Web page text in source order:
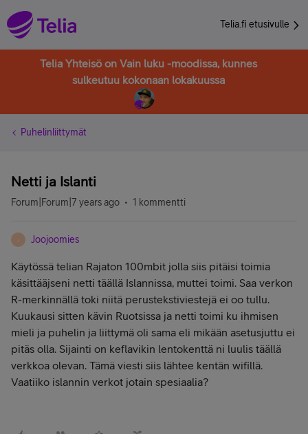
Telia.fi etusivulle
Telia Yhteisö on Vain luku -moodissa, kunnes
sulkeutuu kokonaan lokakuussa
Puhelinliittymät
Netti ja Islanti
Forum|Forum|7 years ago 1 kommentti
J Joojoomies
Käytössä telian Rajaton 100mbit jolla siis pitäisi toimia
käsittääjseni netti täällä Islannissa, muttei toimi. Saa verkon
R-merkinnällä toki niitä perustekstiviestejä ei oo tullu.
Kuukausi sitten kävin Ruotsissa ja netti toimi ku ihmisen
mieli ja puhelin ja liittymä oli sama eli mikään asetusjuttu ei
pitäs olla. Sijainti on keflavikin lentokenttä ni luulis täällä
verkkoa olevan. Tämä viesti siis lähtee kentän wifillä.
Vaatiiko islannin verkot jotain spesiaalia?